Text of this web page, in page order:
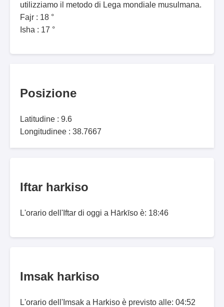
utilizziamo il metodo di Lega mondiale musulmana.
Fajr : 18 °
Isha : 17 °
Posizione
Latitudine : 9.6
Longitudinee : 38.7667
Iftar harkiso
L'orario dell'Iftar di oggi a Hārkīso è: 18:46
Imsak harkiso
L'orario dell'Imsak a Harkiso è previsto alle: 04:52